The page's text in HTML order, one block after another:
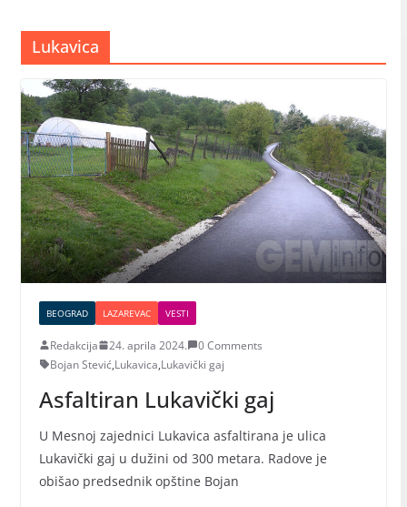
Lukavica
BEOGRAD LAZAREVAC VESTI
Redakcija 24. aprila 2024.
0 Comments
Bojan Stević,Lukavica,Lukavički gaj
Asfaltiran Lukavički gaj
U Mesnoj zajednici Lukavica asfaltirana je ulica
Lukavički gaj u dužini od 300 metara. Radove je
obišao predsednik opštine Bojan